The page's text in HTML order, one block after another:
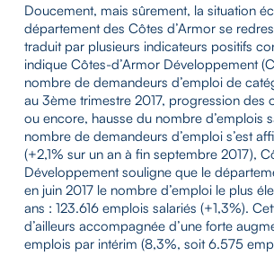
Doucement, mais sûrement, la situation
département des Côtes d’Armor se
traduit par plusieurs indicateurs positifs
indique Côtes-d’Armor Développement
nombre de demandeurs d’emploi de
au 3ème trimestre 2017, progression des
ou encore, hausse du nombre d’emplois
nombre de demandeurs d’emploi s’est
(+2,1% sur un an à fin septembre 2017),
Développement souligne que le
en juin 2017 le nombre d’emploi le plus
ans : 123.616 emplois salariés (+1,3%).
d’ailleurs accompagnée d’une forte
emplois par intérim (8,3%, soit 6.575